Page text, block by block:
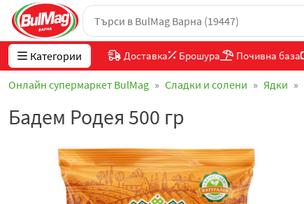
Категории Доставка Брошура Почивна база
Онлайн супермаркет BulMag Сладки и солени Ядки
Бадем Родея 500 гр